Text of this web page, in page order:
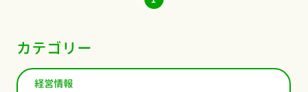
カテゴリー
経営情報